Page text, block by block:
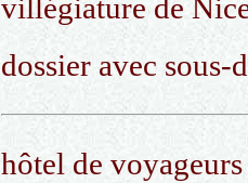
villégiature de
dossier avec sous-
hôtel de voyageurs